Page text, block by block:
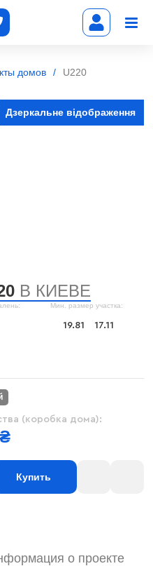
домов U220
Дзеркальне відображення
В КИЕВЕ
Мин. размер участка:
19.81 17.11
(коробка дома):
₴
Купить
о проекте